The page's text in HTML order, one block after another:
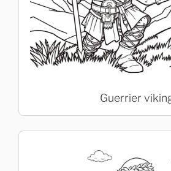
Guerrier